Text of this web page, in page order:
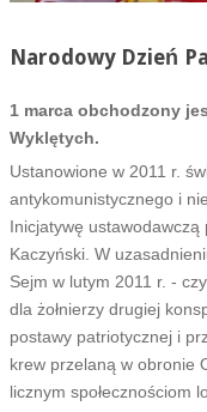
Narodowy Dzień
1 marca obchodzony
Wyklętych.
Ustanowione w 2011 r.
antykomunistycznego i
Inicjatywę ustawodawczą
Kaczyński. W
Sejm w lutym 2011 r. -
dla żołnierzy drugiej
postawy patriotycznej i
krew przelaną w obronie
licznym społecznościom